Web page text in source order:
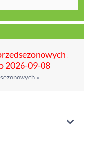
2026-09-08
»